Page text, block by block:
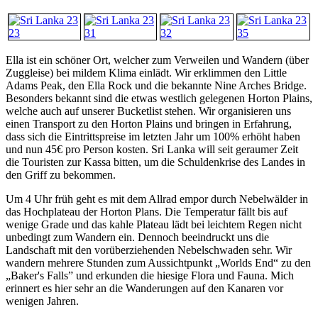
Ella ist ein schöner Ort, welcher zum Verweilen und Wandern (über
Zuggleise) bei mildem Klima einlädt. Wir erklimmen den Little
Adams Peak, den Ella Rock und die bekannte Nine Arches Bridge.
Besonders bekannt sind die etwas westlich gelegenen Horton Plains,
welche auch auf unserer Bucketlist stehen. Wir organisieren uns
einen Transport zu den Horton Plains und bringen in Erfahrung,
dass sich die Eintrittspreise im letzten Jahr um 100% erhöht haben
und nun 45€ pro Person kosten. Sri Lanka will seit geraumer Zeit
die Touristen zur Kassa bitten, um die Schuldenkrise des Landes in
den Griff zu bekommen.
Um 4 Uhr früh geht es mit dem Allrad empor durch Nebelwälder in
das Hochplateau der Horton Plans. Die Temperatur fällt bis auf
wenige Grade und das kahle Plateau lädt bei leichtem Regen nicht
unbedingt zum Wandern ein. Dennoch beeindruckt uns die
Landschaft mit den vorüberziehenden Nebelschwaden sehr. Wir
wandern mehrere Stunden zum Aussichtpunkt „Worlds End“ zu den
„Baker's Falls” und erkunden die hiesige Flora und Fauna. Mich
erinnert es hier sehr an die Wanderungen auf den Kanaren vor
wenigen Jahren.